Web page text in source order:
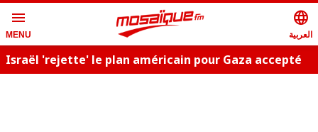
menu
MENU
language
العربية
Israël 'rejette' le plan américain pour Gaza accepté